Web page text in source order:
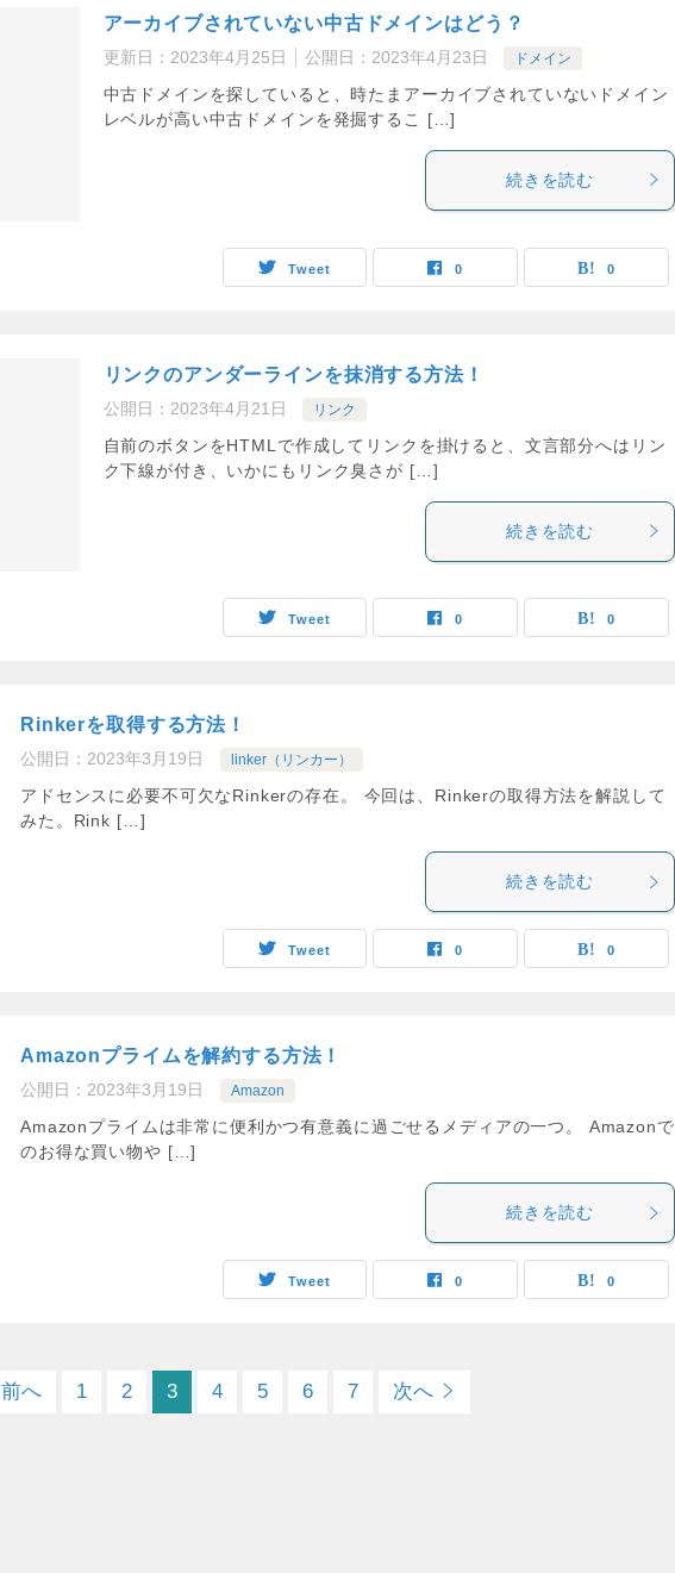
アーカイブされていない中古ドメインはどう？
更新日： 2023年4月25日 公開日： 2023年4月23日 ドメイン
中古ドメインを探していると、時たまアーカイブされていないドメイン
レベルが高い中古ドメインを発掘するこ […]
続きを読む
Tweet 0 0
リンクのアンダーラインを抹消する方法！
公開日： 2023年4月21日 リンク
自前のボタンをHTMLで作成してリンクを掛けると、文言部分へはリン
ク下線が付き、いかにもリンク臭さが […]
続きを読む
Tweet 0 0
Rinkerを取得する方法！
公開日： 2023年3月19日 linker（リンカー）
アドセンスに必要不可欠なRinkerの存在。 今回は、Rinkerの取得方法を解説して
みた。Rink […]
続きを読む
Tweet 0 0
Amazonプライムを解約する方法！
公開日： 2023年3月19日 Amazon
Amazonプライムは非常に便利かつ有意義に過ごせるメディアの一つ。 Amazonで
のお得な買い物や […]
続きを読む
Tweet 0 0
前へ 1 2 3 4 5 6 7 次へ